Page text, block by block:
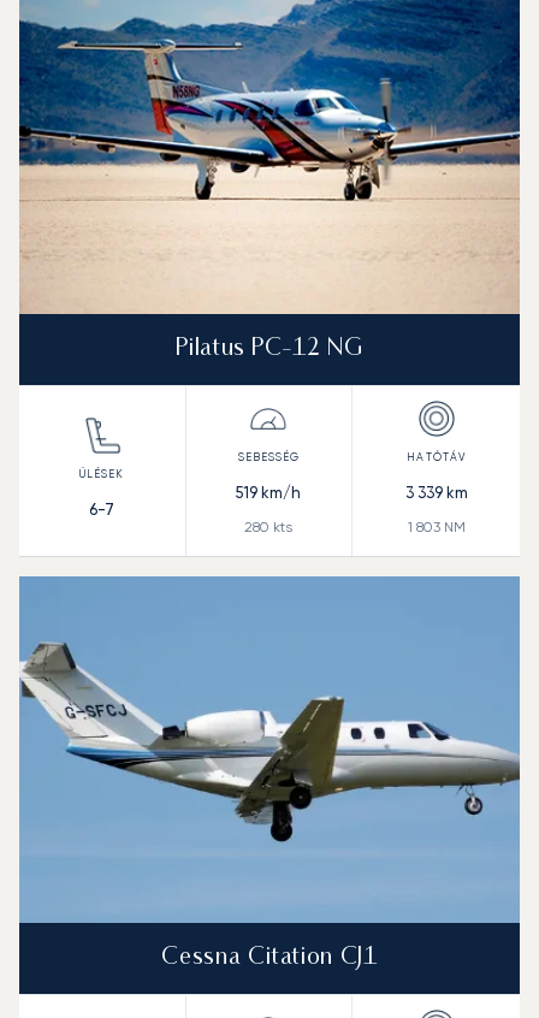
Pilatus PC-12 NG
6-7
519 km/h
280 kts
3 339km
1 803NM
Cessna Citation CJ1